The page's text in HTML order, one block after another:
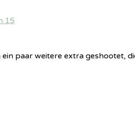
paar weitere extra geshootet,